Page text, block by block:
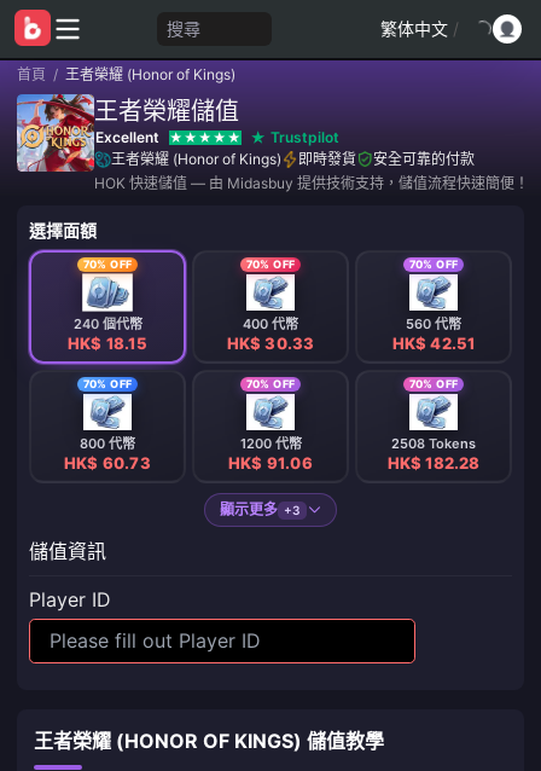
搜尋 繁体中文 /
首頁 / 王者榮耀 (Honor of Kings)
王者榮耀儲值
Excellent
Trustpilot
王者榮耀 (Honor of Kings)
即時發貨
安全可靠的付款
HOK 快速儲值 — 由 Midasbuy 提供技術支持，儲值流程快速簡便！
選擇面額
70% OFF
240 個代幣
HK$ 18.15
70% OFF
400 代幣
HK$ 30.33
70% OFF
560 代幣
HK$ 42.51
70% OFF
800 代幣
HK$ 60.73
70% OFF
1200 代幣
HK$ 91.06
70% OFF
2508 Tokens
HK$ 182.28
顯示更多 +3
儲值資訊
Player ID
王者榮耀 (HONOR OF KINGS) 儲值教學